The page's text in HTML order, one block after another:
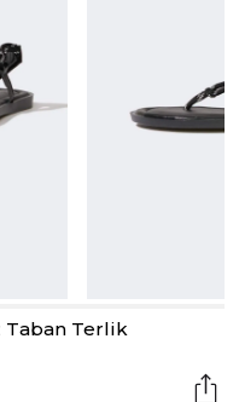
Taban Terlik